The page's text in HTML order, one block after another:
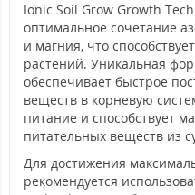
Ionic Soil Grow Growth
оптимальное сочетание
и магния, что
растений. Уникальная
обеспечивает быстрое
веществ в корневую
питание и способствует
питательных веществ из
Для достижения
рекомендуется